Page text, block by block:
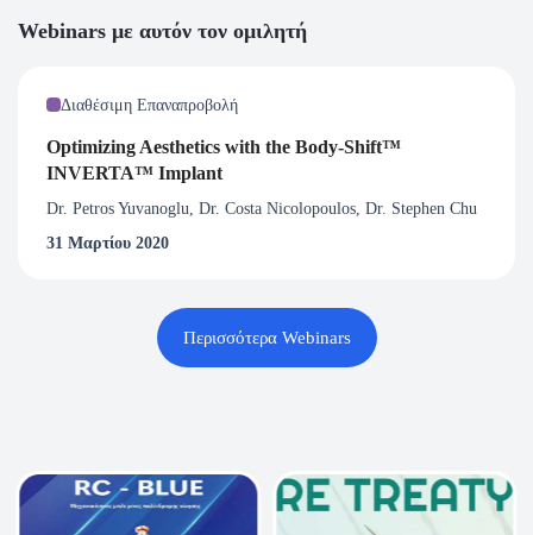
Webinars με αυτόν τον ομιλητή
Διαθέσιμη Επαναπροβολή
Optimizing Aesthetics with the Body-Shift™
INVERTA™ Implant
Dr. Petros Yuvanoglu, Dr. Costa Nicolopoulos, Dr. Stephen Chu
31 Μαρτίου 2020
Περισσότερα Webinars